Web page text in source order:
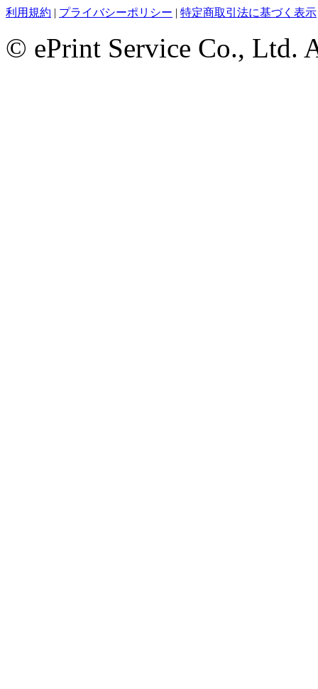
利用規約 | プライバシーポリシー | 特定商取引法に基づく表示
© ePrint Service Co., Ltd.